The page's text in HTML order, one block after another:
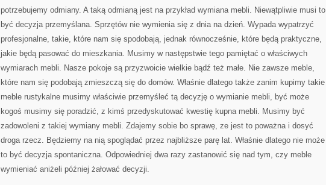
potrzebujemy odmiany. A taką odmianą jest na przykład wymiana mebli. Niewątpliwie musi to
być decyzja przemyślana. Sprzętów nie wymienia się z dnia na dzień. Wypada wypatrzyć
profesjonalne, takie, które nam się spodobają, jednak równocześnie, które będą praktyczne,
jakie będą pasować do mieszkania. Musimy w następstwie tego pamiętać o właściwych
wymiarach mebli. Nasze pokoje są przyzwoicie wielkie bądź też małe. Nie zawsze meble,
które nam się podobają zmieszczą się do domów. Właśnie dlatego także zanim kupimy takie
meble rustykalne musimy właściwie przemyśleć tą decyzję o wymianie mebli, być może
kogoś musimy się poradzić, z kimś przedyskutować kwestię kupna mebli. Musimy być
zadowoleni z takiej wymiany mebli. Zdajemy sobie bo sprawę, ze jest to poważna i dosyć
droga rzecz. Będziemy na nią spoglądać przez najbliższe parę lat. Właśnie dlatego nie może
to być decyzja spontaniczna. Odpowiedniej dwa razy zastanowić się nad tym, czy meble
wymieniać aniżeli później żałować decyzji.